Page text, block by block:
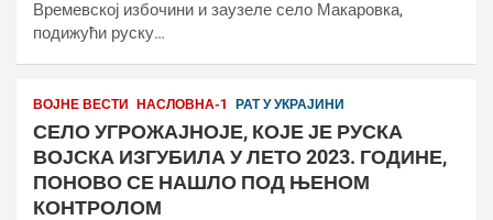
Времевској избочини и заузеле село Макаровка,
подижући руску…
ВОЈНЕ ВЕСТИ НАСЛОВНА-1 РАТ У УКРАЈИНИ
СЕЛО УГРОЖАЈНОЈЕ, КОЈЕ ЈЕ РУСКА
ВОЈСКА ИЗГУБИЛА У ЛЕТО 2023. ГОДИНЕ,
ПОНОВО СЕ НАШЛО ПОД ЊЕНОМ
КОНТРОЛОМ